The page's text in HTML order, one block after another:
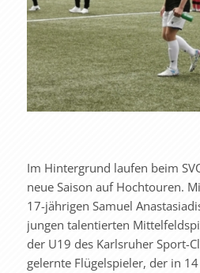
Im Hintergrund laufen beim
neue Saison auf Hochtouren.
17-jährigen Samuel
jungen talentierten
der U19 des Karlsruher Sport-
gelernte Flügelspieler, der in 14